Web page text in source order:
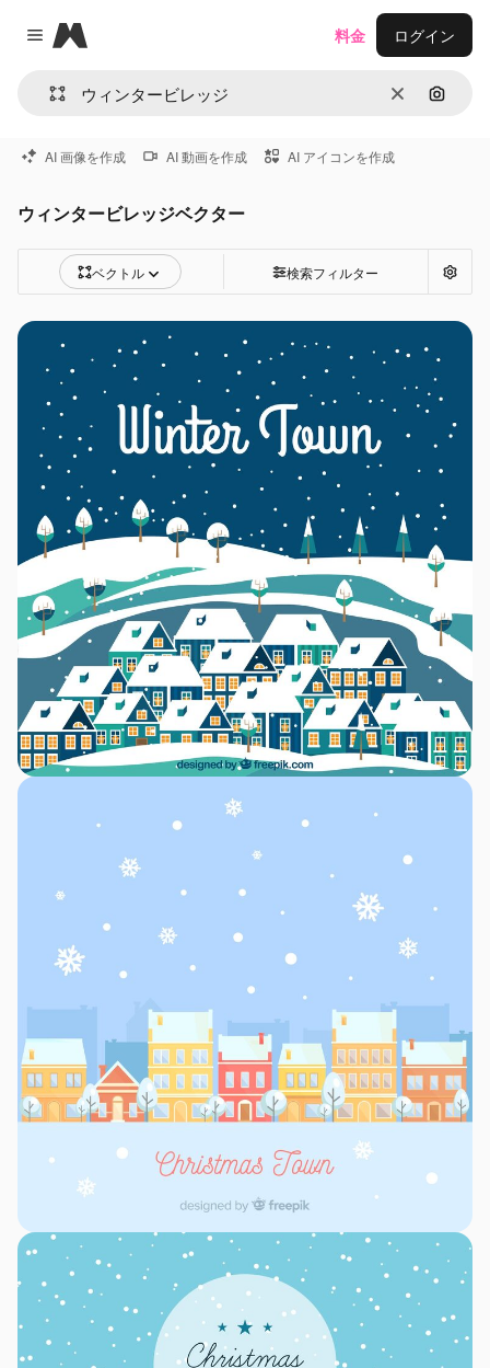
Close menu
Magnific
消去 画像で
料金 ログイン
AI 画像を作成 AI 動画を作成 AI アイコンを作成
ウィンタービレッジベクター
ベクトル 検索フィルター